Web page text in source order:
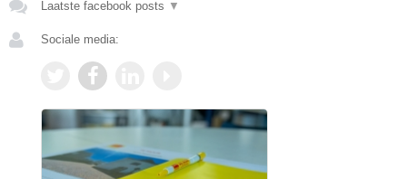
Laatste facebook posts ▼
Sociale media: